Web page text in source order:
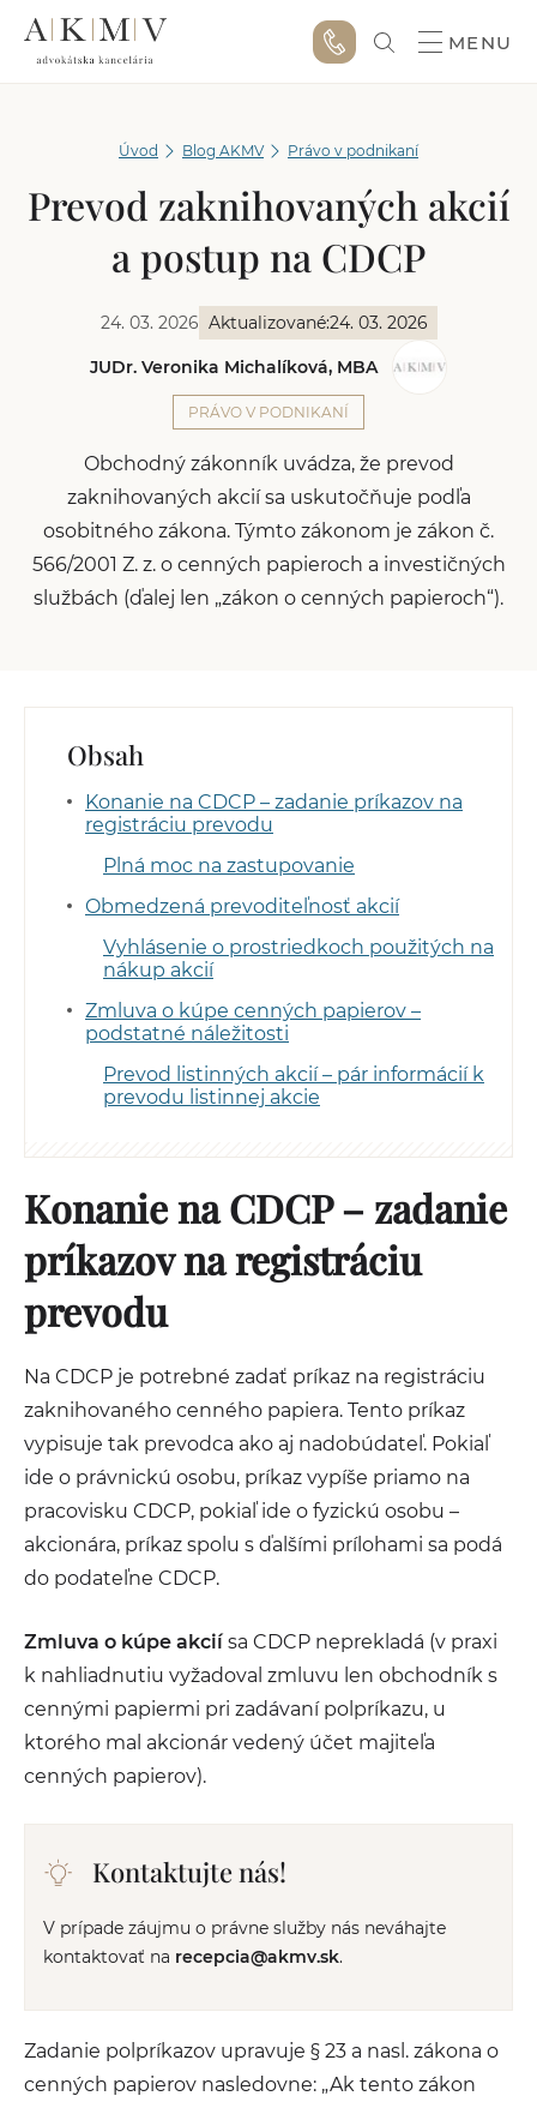
MENU
Úvod Blog AKMV Právo v podnikaní
Prevod zaknihovaných akcií
a postup na CDCP
24. 03. 2026 Aktualizované:24. 03. 2026
JUDr. Veronika Michalíková, MBA
PRÁVO V PODNIKANÍ
Obchodný zákonník uvádza, že prevod
zaknihovaných akcií sa uskutočňuje podľa
osobitného zákona. Týmto zákonom je zákon č.
566/2001 Z. z. o cenných papieroch a investičných
službách (ďalej len „zákon o cenných papieroch“).
Obsah
Konanie na CDCP – zadanie príkazov na
registráciu prevodu
Plná moc na zastupovanie
Obmedzená prevoditeľnosť akcií
Vyhlásenie o prostriedkoch použitých na
nákup akcií
Zmluva o kúpe cenných papierov –
podstatné náležitosti
Prevod listinných akcií – pár informácií k
prevodu listinnej akcie
Konanie na CDCP – zadanie
príkazov na registráciu
prevodu
Na CDCP je potrebné zadať príkaz na registráciu
zaknihovaného cenného papiera. Tento príkaz
vypisuje tak prevodca ako aj nadobúdateľ. Pokiaľ
ide o právnickú osobu, príkaz vypíše priamo na
pracovisku CDCP, pokiaľ ide o fyzickú osobu –
akcionára, príkaz spolu s ďalšími prílohami sa podá
do podateľne CDCP.
Zmluva o kúpe akciísa CDCP neprekladá (v praxi
k nahliadnutiu vyžadoval zmluvu len obchodník s
cennými papiermi pri zadávaní polpríkazu, u
ktorého mal akcionár vedený účet majiteľa
cenných papierov).
Kontaktujte nás!
V prípade záujmu o právne služby nás neváhajte
kontaktovať na recepcia@akmv.sk.
Zadanie polpríkazov upravuje § 23 a nasl. zákona o
cenných papierov nasledovne: „Ak tento zákon